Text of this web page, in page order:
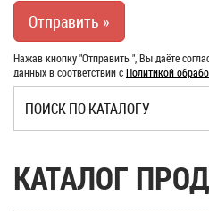
Нажав кнопку "Отправить ", Вы даёте
данных в соответствии сПолитикой
КАТАЛОГ